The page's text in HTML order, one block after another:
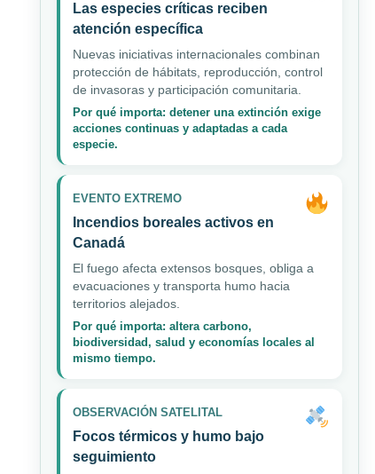
Las especies críticas reciben
atención específica
Nuevas iniciativas internacionales combinan
protección de hábitats, reproducción, control
de invasoras y participación comunitaria.
Por qué importa: detener una extinción exige
acciones continuas y adaptadas a cada
especie.
EVENTO EXTREMO
Incendios boreales activos en
Canadá
El fuego afecta extensos bosques, obliga a
evacuaciones y transporta humo hacia
territorios alejados.
Por qué importa: altera carbono,
biodiversidad, salud y economías locales al
mismo tiempo.
OBSERVACIÓN SATELITAL
Focos térmicos y humo bajo
seguimiento